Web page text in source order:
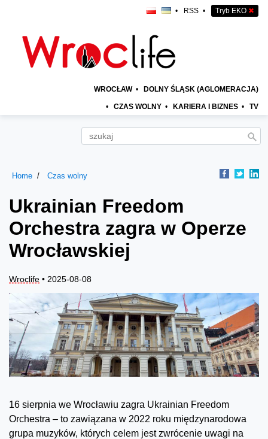
• RSS • Tryb EKO ✖
WROCŁAW • DOLNY ŚLĄSK (AGLOMERACJA)
• CZAS WOLNY • KARIERA I BIZNES • TV
Home Czas wolny
Ukrainian Freedom
Orchestra zagra w Operze
Wrocławskiej
Wroclife • 2025-08-08
16 sierpnia we Wrocławiu zagra Ukrainian Freedom
Orchestra – to zawiązana w 2022 roku międzynarodowa
grupa muzyków, których celem jest zwrócenie uwagi na